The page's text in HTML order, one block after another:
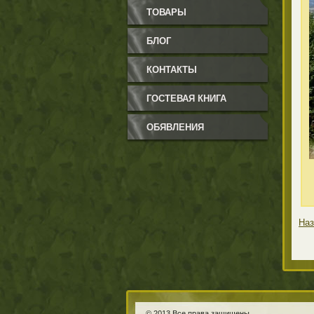
ТОВАРЫ
БЛОГ
КОНТАКТЫ
ГОСТЕВАЯ КНИГА
ОБЯВЛЕНИЯ